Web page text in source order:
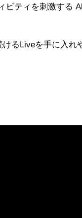
ビティを刺激する
るLiveを手に入れ